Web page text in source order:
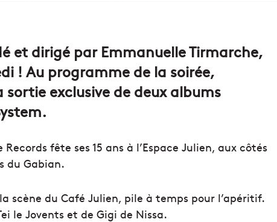
et dirigé par Emmanuelle Tirmarche,
! Au programme de la soirée,
exclusive de deux albums
fête ses 15 ans à l’Espace Julien, aux côtés
du Gabian.
scène du Café Julien, pile à temps pour l’apéritif.
le Jovents et de Gigi de Nissa.